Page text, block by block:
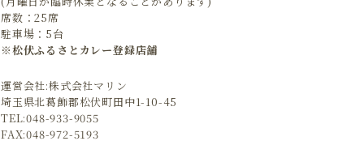
席数：25席
駐車場：5台
※松伏ふるさとカレー登録店舗
運営会社:株式会社マリン
埼玉県北葛飾郡松伏町田中1-10-45
TEL:048-933-9055
FAX:048-972-5193